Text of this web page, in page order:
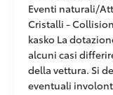
Eventi naturali/
Cristalli -
kasko La
alcuni casi
della vettura. Si
eventuali